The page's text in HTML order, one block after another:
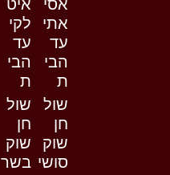
אסי
אתי
עד
הבי
ת
איט
לקי
עד
הבי
ת
שול
חן
שוק
סושי
שול
חן
שוק
בשר